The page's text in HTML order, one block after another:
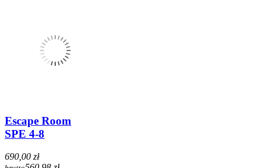
Escape Room
SPE 4-8
690,00 zł